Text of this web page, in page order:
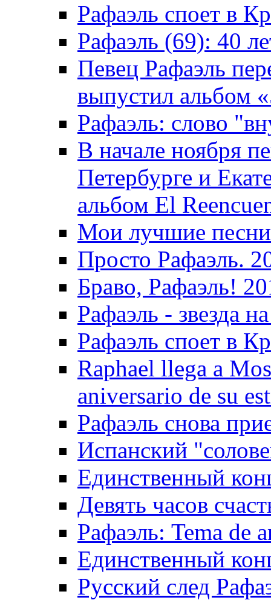
Рафаэль споет в
Рафаэль (69): 40
Певец Рафаэль
выпустил альбом
Рафаэль: слово
В начале ноября
Петербурге и
альбом El
Мои лучшие
Просто Рафаэль.
Браво, Рафаэль!
Рафаэль - звезда
Рафаэль споет в
Raphael llega a
aniversario de su
Рафаэль снова
Испанский
Единственный
Девять часов
Рафаэль: Tema de
Единственный
Русский след